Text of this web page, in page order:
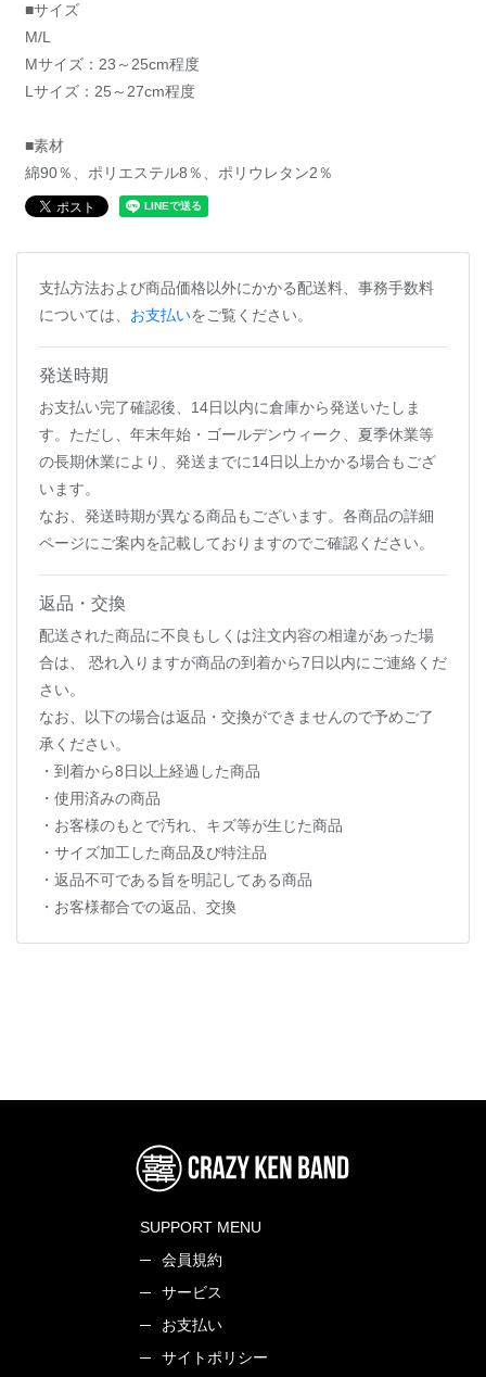
■サイズ
M/L
Mサイズ：23～25cm程度
Lサイズ：25～27cm程度
■素材
綿90％、ポリエステル8％、ポリウレタン2％
支払方法および商品価格以外にかかる配送料、事務手数料
については、 お支払いをご覧ください。
発送時期
お支払い完了確認後、14日以内に倉庫から発送いたしま
す。ただし、年末年始・ゴールデンウィーク、夏季休業等
の長期休業により、発送までに14日以上かかる場合もござ
います。
なお、発送時期が異なる商品もございます。各商品の詳細
ページにご案内を記載しておりますのでご確認ください。
返品・交換
配送された商品に不良もしくは注文内容の相違があった場
合は、 恐れ入りますが商品の到着から7日以内にご連絡くだ
さい。
なお、以下の場合は返品・交換ができませんので予めご了
承ください。
・到着から8日以上経過した商品
・使用済みの商品
・お客様のもとで汚れ、キズ等が生じた商品
・サイズ加工した商品及び特注品
・返品不可である旨を明記してある商品
・お客様都合での返品、交換
SUPPORT MENU
会員規約
サービス
お支払い
サイトポリシー